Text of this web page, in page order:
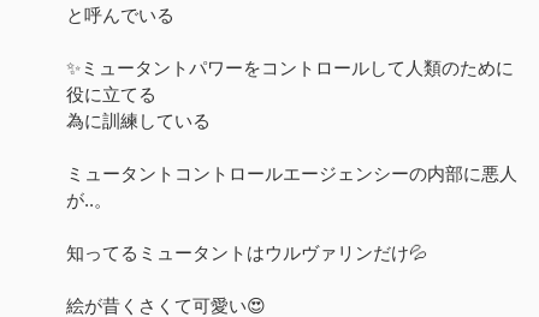
と呼んでいる
✨ミュータントパワーをコントロールして人類のために
役に立てる
為に訓練している
ミュータントコントロールエージェンシーの内部に悪人
が..。
知ってるミュータントはウルヴァリンだけ💦
絵が昔くさくて可愛い😍